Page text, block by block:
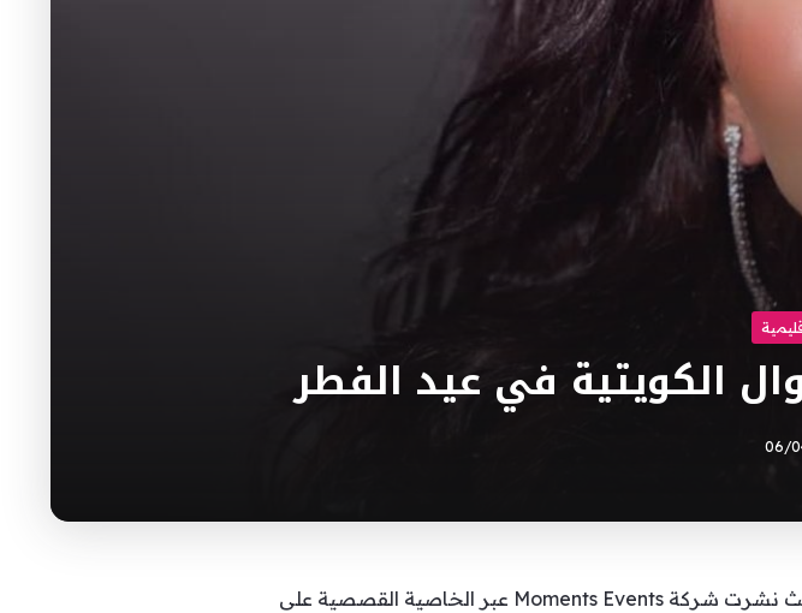
الكويتية في عيد الفطر
06/
تم الإعلان عن تأجيل حفل قيثارة الخليج نوال الكويتية في عيد الفطر حيث نشرت شركة Moments Events عبر الخاصية القصصية على